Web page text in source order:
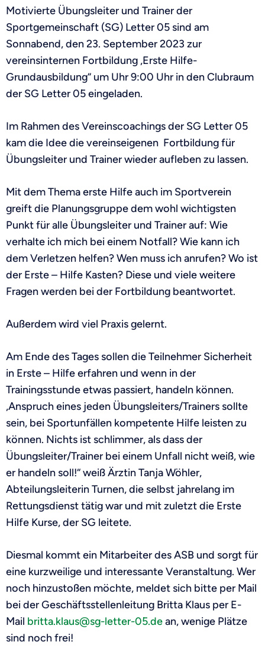
Motivierte Übungsleiter und Trainer der
Sportgemeinschaft (SG) Letter 05sind am
Sonnabend,den 23. September 2023 zur
vereinsinternen Fortbildung „Erste Hilfe-
Grundausbildung“ um Uhr 9:00 Uhr in den Clubraum
der SG Letter 05 eingeladen.
Im Rahmen des Vereinscoachings der SG Letter 05
kam die Idee dievereinseigenen Fortbildungfür
Übungsleiter und Trainerwieder aufleben zu lassen.
Mit dem Thema erste Hilfe auch im Sportverein
greift die Planungsgruppe dem wohl wichtigsten
Punkt für alle Übungsleiter und Trainerauf: Wie
verhalte ich mich bei einem Notfall? Wie kann ich
dem Verletzen helfen? Wen muss ich anrufen? Wo ist
der Erste – Hilfe Kasten? Diese und viele weitere
Fragenwerden bei der Fortbildung beantwortet.
Außerdemwird viel Praxis gelernt.
Am Ende des Tagessollen dieTeilnehmer Sicherheit
in Erste – Hilfeerfahren und wenn in der
Trainingsstunde etwas passiert, handeln können.
„Anspruch eines jeden Übungsleiters/Trainers sollte
sein, bei Sportunfällen kompetente Hilfe leisten zu
können. Nichts ist schlimmer, als dass der
Übungsleiter/Trainer bei einem Unfall nicht weiß, wie
er handeln soll!“ weiß Ärztin Tanja Wöhler,
Abteilungsleiterin Turnen, die selbst jahrelang im
Rettungsdienst tätig war und mitzuletzt die Erste
Hilfe Kurse,der SG leitete.
Diesmal kommt ein Mitarbeiter des ASB und sorgt für
eine kurzweilige und interessante Veranstaltung. Wer
noch hinzustoßen möchte, meldet sich bitte per Mail
bei der Geschäftsstellenleitung Britta Klaus per E-
Mail britta.klaus@sg-letter-05.dean, wenige Plätze
sind noch frei!